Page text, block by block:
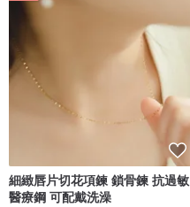
細緻唇片切花項鍊 鎖骨鍊 抗過敏
醫療鋼 可配戴洗澡